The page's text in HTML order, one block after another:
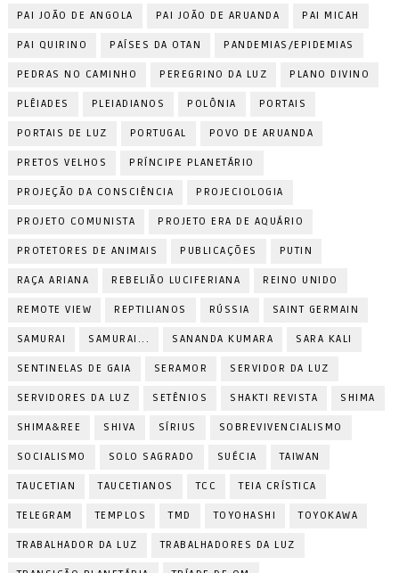
PAI JOÃO DE ANGOLA PAI JOÃO DE ARUANDA PAI MICAH
PAI QUIRINO PAÍSES DA OTAN PANDEMIAS/EPIDEMIAS
PEDRAS NO CAMINHO PEREGRINO DA LUZ PLANO DIVINO
PLÊIADES PLEIADIANOS POLÔNIA PORTAIS
PORTAIS DE LUZ PORTUGAL POVO DE ARUANDA
PRETOS VELHOS PRÍNCIPE PLANETÁRIO
PROJEÇÃO DA CONSCIÊNCIA PROJECIOLOGIA
PROJETO COMUNISTA PROJETO ERA DE AQUÁRIO
PROTETORES DE ANIMAIS PUBLICAÇÕES PUTIN
RAÇA ARIANA REBELIÃO LUCIFERIANA REINO UNIDO
REMOTE VIEW REPTILIANOS RÚSSIA SAINT GERMAIN
SAMURAI SAMURAI... SANANDA KUMARA SARA KALI
SENTINELAS DE GAIA SERAMOR SERVIDOR DA LUZ
SERVIDORES DA LUZ SETÊNIOS SHAKTI REVISTA SHIMA
SHIMA&REE SHIVA SÍRIUS SOBREVIVENCIALISMO
SOCIALISMO SOLO SAGRADO SUÉCIA TAIWAN
TAUCETIAN TAUCETIANOS TCC TEIA CRÍSTICA
TELEGRAM TEMPLOS TMD TOYOHASHI TOYOKAWA
TRABALHADOR DA LUZ TRABALHADORES DA LUZ